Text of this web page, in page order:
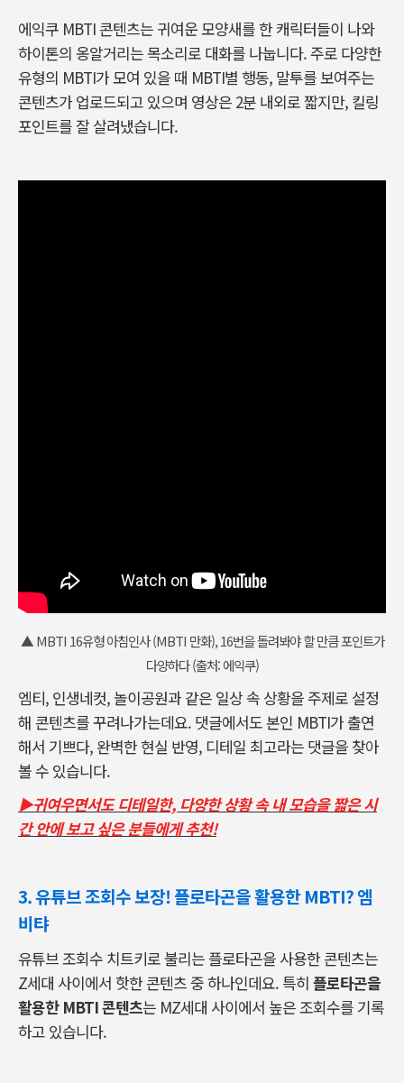
에익쿠 MBTI 콘텐츠는 귀여운 모양새를 한 캐릭터들이 나와
하이톤의 옹알거리는 목소리로 대화를 나눕니다. 주로 다양한
유형의 MBTI가 모여 있을 때 MBTI별 행동, 말투를 보여주는
콘텐츠가 업로드되고 있으며 영상은 2분 내외로 짧지만, 킬링
포인트를 잘 살려냈습니다.
▲ MBTI 16유형 아침인사 (MBTI 만화), 16번을 돌려봐야 할 만큼 포인트가
다양하다 (출처: 에익쿠)
엠티, 인생네컷, 놀이공원과 같은 일상 속 상황을 주제로 설정
해 콘텐츠를 꾸려나가는데요. 댓글에서도 본인 MBTI가 출연
해서 기쁘다, 완벽한 현실 반영, 디테일 최고라는 댓글을 찾아
볼 수 있습니다.
▶귀여우면서도 디테일한, 다양한 상황 속 내 모습을 짧은 시
간 안에 보고 싶은 분들에게 추천!
3. 유튜브 조회수 보장! 플로타곤을 활용한 MBTI? 엠
비탸
유튜브 조회수 치트키로 불리는 플로타곤을 사용한 콘텐츠는
Z세대 사이에서 핫한 콘텐츠 중 하나인데요. 특히 플로타곤을
활용한 MBTI 콘텐츠는 MZ세대 사이에서 높은 조회수를 기록
하고 있습니다.